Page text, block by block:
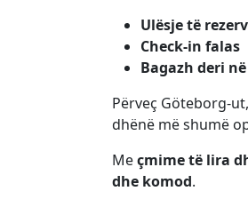
Ulësje të
Check-in falas
Bagazh deri
Përveç Göteborg-ut,
dhënë më shumë
Meçmime të lira
dhe komod.